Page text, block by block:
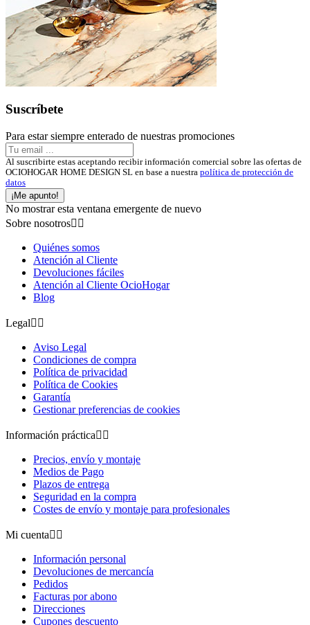
Suscríbete
Para estar siempre enterado de nuestras promociones
Al suscribirte estas aceptando recibir información comercial sobre las ofertas de
OCIOHOGAR HOME DESIGN SL en base a nuestra política de protección de
datos
¡Me apunto!
No mostrar esta ventana emergente de nuevo
Sobre nosotros 
Quiénes somos
Atención al Cliente
Devoluciones fáciles
Atención al Cliente OcioHogar
Blog
Legal 
Aviso Legal
Condiciones de compra
Política de privacidad
Política de Cookies
Garantía
Gestionar preferencias de cookies
Información práctica 
Precios, envío y montaje
Medios de Pago
Plazos de entrega
Seguridad en la compra
Costes de envío y montaje para profesionales
Mi cuenta 
Información personal
Devoluciones de mercancía
Pedidos
Facturas por abono
Direcciones
Cupones descuento